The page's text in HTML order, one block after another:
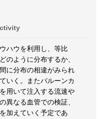
ハウを利用し、等比
のように分布するか、
に分布の相違がみられ
いく。またバルーンカ
用いて注入する流速や
異なる血管での検証、
加えていく予定であ